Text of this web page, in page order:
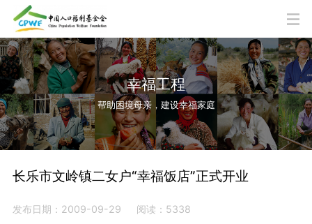
幸福工程
帮助困境母亲，建设幸福家庭
长乐市文岭镇二女户“幸福饭店”正式开业
发布日期：2009-09-29 阅读：5338